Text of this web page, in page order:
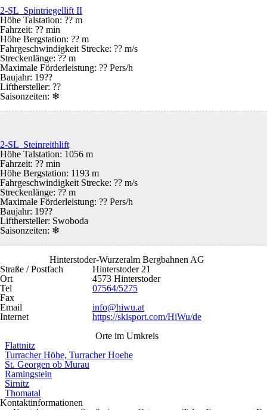
2-SL Spintriegellift II
Höhe Talstation: ?? m
Fahrzeit: ?? min
Höhe Bergstation: ?? m
Fahrgeschwindigkeit Strecke: ?? m/s
Streckenlänge: ?? m
Maximale Förderleistung: ?? Pers/h
Baujahr: 19??
Lifthersteller: ??
Saisonzeiten: ❄
2-SL Steinreithlift
Höhe Talstation: 1056 m
Fahrzeit: ?? min
Höhe Bergstation: 1193 m
Fahrgeschwindigkeit Strecke: ?? m/s
Streckenlänge: ?? m
Maximale Förderleistung: ?? Pers/h
Baujahr: 19??
Lifthersteller: Swoboda
Saisonzeiten: ❄
Hinterstoder-Wurzeralm Bergbahnen AG
Straße / Postfach
Hinterstoder 21
Ort
4573 Hinterstoder
Tel
07564/5275
Fax
Email
info@hiwu.at
Internet
https://skisport.com/HiWu/de
Orte im Umkreis
Flattnitz
Turracher Höhe, Turracher Hoehe
St. Georgen ob Murau
Ramingstein
Sirnitz
Thomatal
Kontaktinformationen